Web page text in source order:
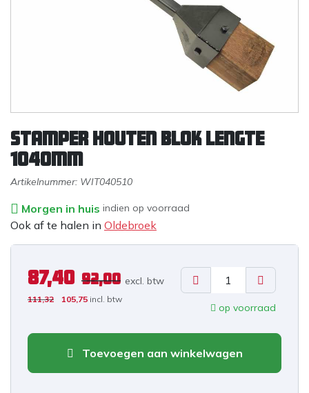
Stamper houten blok lengte
1040mm
Artikelnummer: WIT040510
Morgen in huis indien op voorraad
Ook af te halen in Oldebroek
87,40 92,00 excl. btw
111,32 105,75 incl. btw
op voorraad
Toevoegen aan winkelwagen